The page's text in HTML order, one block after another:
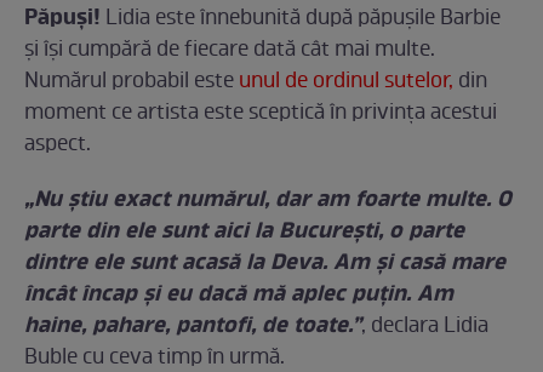
Păpuşi! Lidia este înnebunită după păpuşile Barbie
şi îşi cumpără de fiecare dată cât mai multe.
Numărul probabil esteunul de ordinul sutelor, din
moment ce artista este sceptică în privinţa acestui
aspect.
„Nu știu exact numărul, dar am foarte multe. O
parte din ele sunt aici la București, o parte
dintre ele sunt acasă la Deva. Am și casă mare
încât încap și eu dacă mă aplec puțin. Am
haine, pahare, pantofi, de toate.”, declara Lidia
Buble cu ceva timp în urmă.